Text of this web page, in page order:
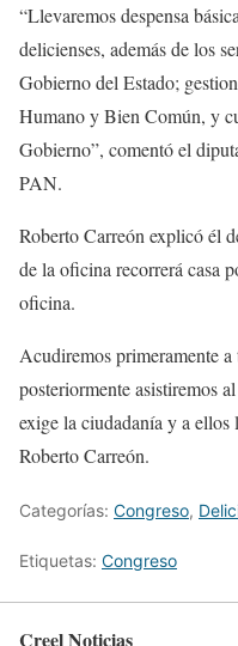
“Llevaremos despensa
delicienses, además de los
Gobierno del Estado;
Humano y Bien Común, y
Gobierno”, comentó el
PAN.
Roberto Carreón explicó él
de la oficina recorrerá casa
oficina.
Acudiremos primeramente
posteriormente asistiremos
exige la ciudadanía y a ellos
Roberto Carreón.
Categorías: Congreso,
Etiquetas: Congreso
Creel Noticias